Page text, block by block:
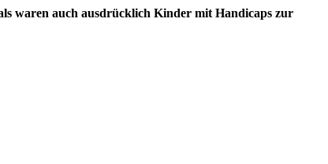
waren auch ausdrücklich Kinder mit Handicaps zur